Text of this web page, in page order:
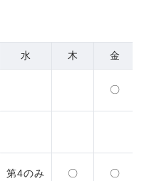
水 木 金
〇
第4のみ 〇 〇